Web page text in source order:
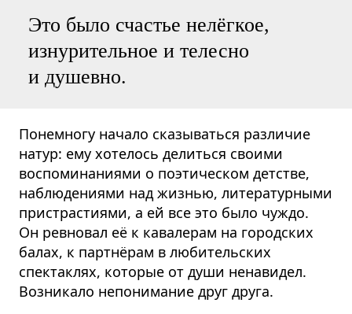
Это было счастье нелёгкое,
изнурительное и телесно
и душевно.
Понемногу начало сказываться различие
натур: ему хотелось делиться своими
воспоми­наниями о поэтическом детстве,
наблюдениями над жизнью, литературными
пристрастиями, а ей все это было чуждо.
Он ревновал её к кавалерам на городских
балах, к партнёрам в любительских
спектаклях, которые от души ненавидел.
Возникало непонимание друг друга.